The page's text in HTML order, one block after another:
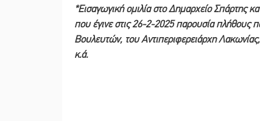
*Εισαγωγική ομιλία στο Δημαρχείο Σπάρτης
που έγινε στις 26-2-2025 παρουσία πλήθους
Βουλευτών, του Αντιπεριφερειάρχη
κ.ά.